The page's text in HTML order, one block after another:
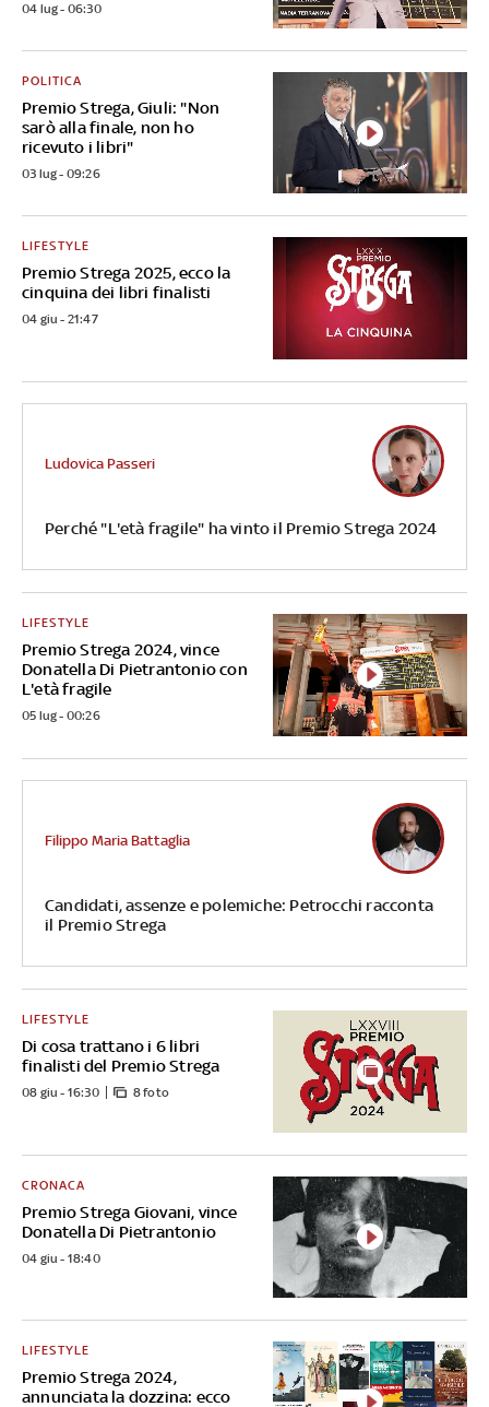
04 lug - 06:30
Premio Strega, Giuli: "Non
sarò alla finale, non ho
ricevuto i libri"
POLITICA
03 lug - 09:26
Premio Strega 2025, ecco la
cinquina dei libri finalisti
LIFESTYLE
04 giu - 21:47
Perché "L'età fragile" ha vinto il Premio Strega 2024
Ludovica Passeri
Premio Strega 2024, vince
Donatella Di Pietrantonio con
L'età fragile
LIFESTYLE
05 lug - 00:26
Candidati, assenze e polemiche: Petrocchi racconta
il Premio Strega
Filippo Maria Battaglia
Di cosa trattano i 6 libri
finalisti del Premio Strega
LIFESTYLE
08 giu - 16:30 8 foto
Premio Strega Giovani, vince
Donatella Di Pietrantonio
CRONACA
04 giu - 18:40
Premio Strega 2024,
annunciata la dozzina: ecco
LIFESTYLE